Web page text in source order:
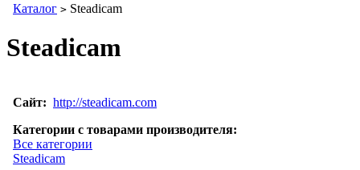
Каталог > Steadicam
Steadicam
Сайт: http://steadicam.com
Категории с товарами производителя:
Все категории
Steadicam